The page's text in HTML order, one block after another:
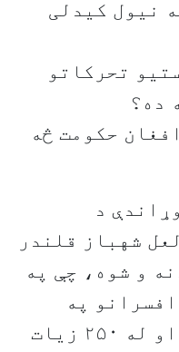
نيول کيدلی
تحرکاتو
ده؟
حکومت څه
د
شهباز قلندر
و شوه، چې په
په
شمول ۷۲ تنه ووژل شول او له ۲۵۰ زیات